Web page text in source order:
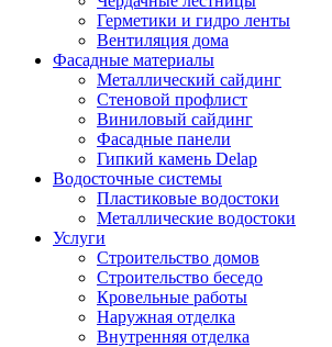
Герметики и гидро ленты
Вентиляция дома
Фасадные материалы
Металлический сайдинг
Стеновой профлист
Виниловый сайдинг
Фасадные панели
Гипкий камень Delap
Водосточные системы
Пластиковые водостоки
Металлические водостоки
Услуги
Строительство домов
Строительство беседо
Кровельные работы
Наружная отделка
Внутренняя отделка